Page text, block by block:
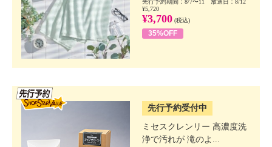
先行予約期間：8/7〜11 放送日：8/12
¥5,720
¥3,700 (税込)
35%OFF
先行予約受付中
ミセスクレンリー 高濃度洗
浄で汚れが 滝のよ...